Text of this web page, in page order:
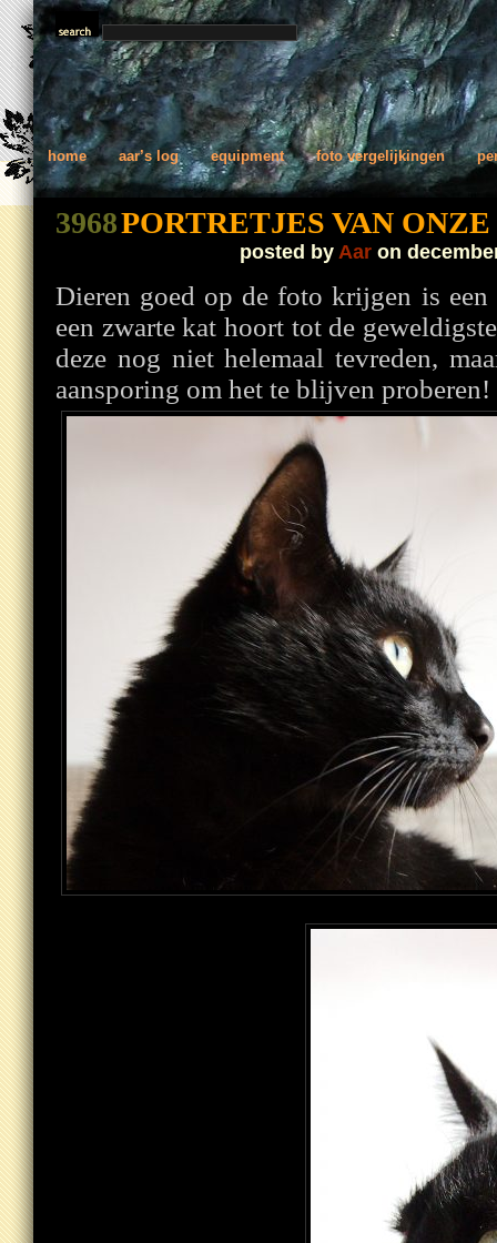
home aar’s log equipment foto vergelijkingen
3968PORTRETJES VAN
posted by Aar on
Dieren goed op de foto krijgen is
een zwarte kat hoort tot de
deze nog niet helemaal tevreden,
aansporing om het te blijven proberen!